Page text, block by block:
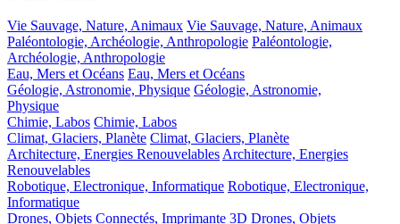
Vie Sauvage, Nature, Animaux Vie Sauvage, Nature, Animaux
Paléontologie, Archéologie, Anthropologie Paléontologie,
Archéologie, Anthropologie
Eau, Mers et Océans Eau, Mers et Océans
Géologie, Astronomie, Physique Géologie, Astronomie,
Physique
Chimie, Labos Chimie, Labos
Climat, Glaciers, Planète Climat, Glaciers, Planète
Architecture, Energies RenouvelablesArchitecture, Energies
Renouvelables
Robotique, Electronique, Informatique Robotique, Electronique,
Informatique
Drones, Objets Connectés, Imprimante 3D Drones, Objets